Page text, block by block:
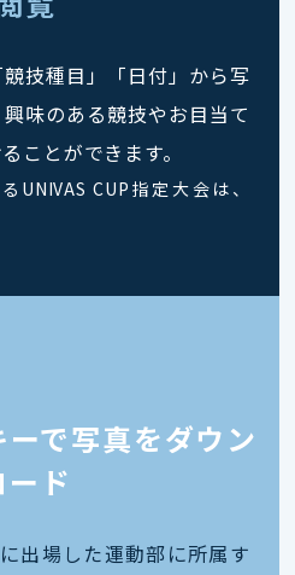
競技種目」「日付」から写
味のある競技やお目当て
ことができます。
UNIVAS CUP指定大会は、
で写真をダウン
ード
出場した運動部に所属す